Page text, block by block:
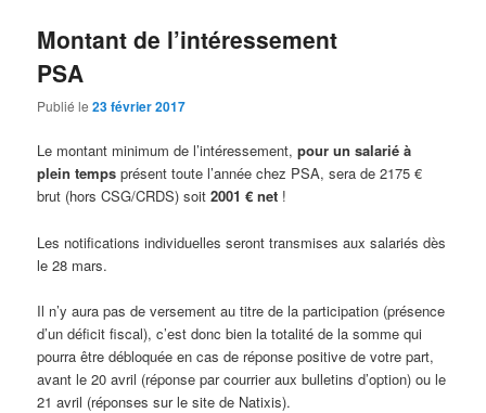
Montant de l’intéressement
PSA
Publié le23 février 2017
Le montant minimum de l’intéressement,pour un salarié à
plein temps présent toute l’année chez PSA, sera de 2175 €
brut (hors CSG/CRDS) soit2001 € net !
Les notifications individuelles seront transmises aux salariés dès
le 28 mars.
Il n’y aura pas de versement au titre de la participation (présence
d’un déficit fiscal), c’est donc bien la totalité de la somme qui
pourra être débloquée en cas de réponse positive de votre part,
avant le 20 avril (réponse par courrier aux bulletins d’option) ou le
21 avril (réponses sur le site de Natixis).